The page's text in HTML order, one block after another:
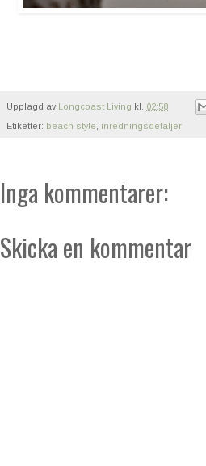
Upplagd av Longcoast Living kl. 02:58
Etiketter: beach style inredningsdetaljer
Inga kommentarer:
Skicka en kommentar